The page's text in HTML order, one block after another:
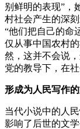
别鲜明的表现”，
村社会产生的深
“他们把自己的命
仅从事中国农村
然，这并不会说
党的教导下，在
形成为人民写作
当代小说中的人
影响了后世的文